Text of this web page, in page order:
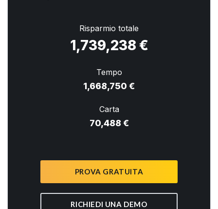
Risparmio totale
1,739,238 €
Tempo
1,668,750 €
Carta
70,488 €
PROVA GRATUITA
RICHIEDI UNA DEMO